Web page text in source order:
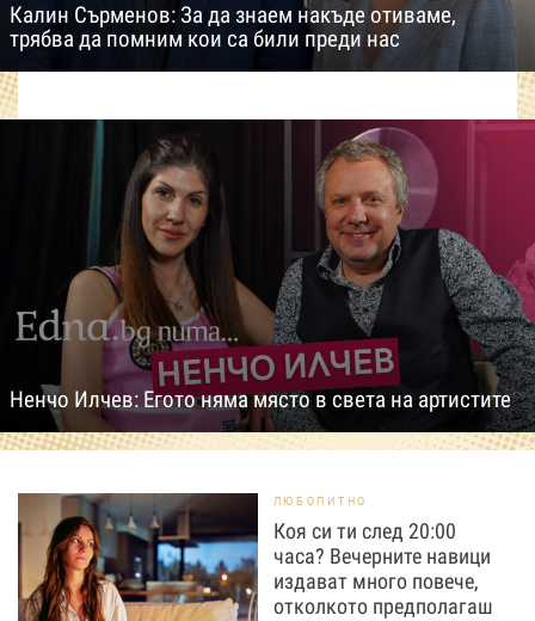
Калин Сърменов: За да знаем накъде отиваме,
трябва да помним кои са били преди нас
Ненчо Илчев: Егото няма място в света на артистите
ЛЮБОПИТНО
Коя си ти след 20:00
часа? Вечерните навици
издават много повече,
отколкото предполагаш